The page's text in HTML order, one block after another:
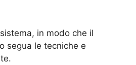
in modo che il
segua le tecniche e